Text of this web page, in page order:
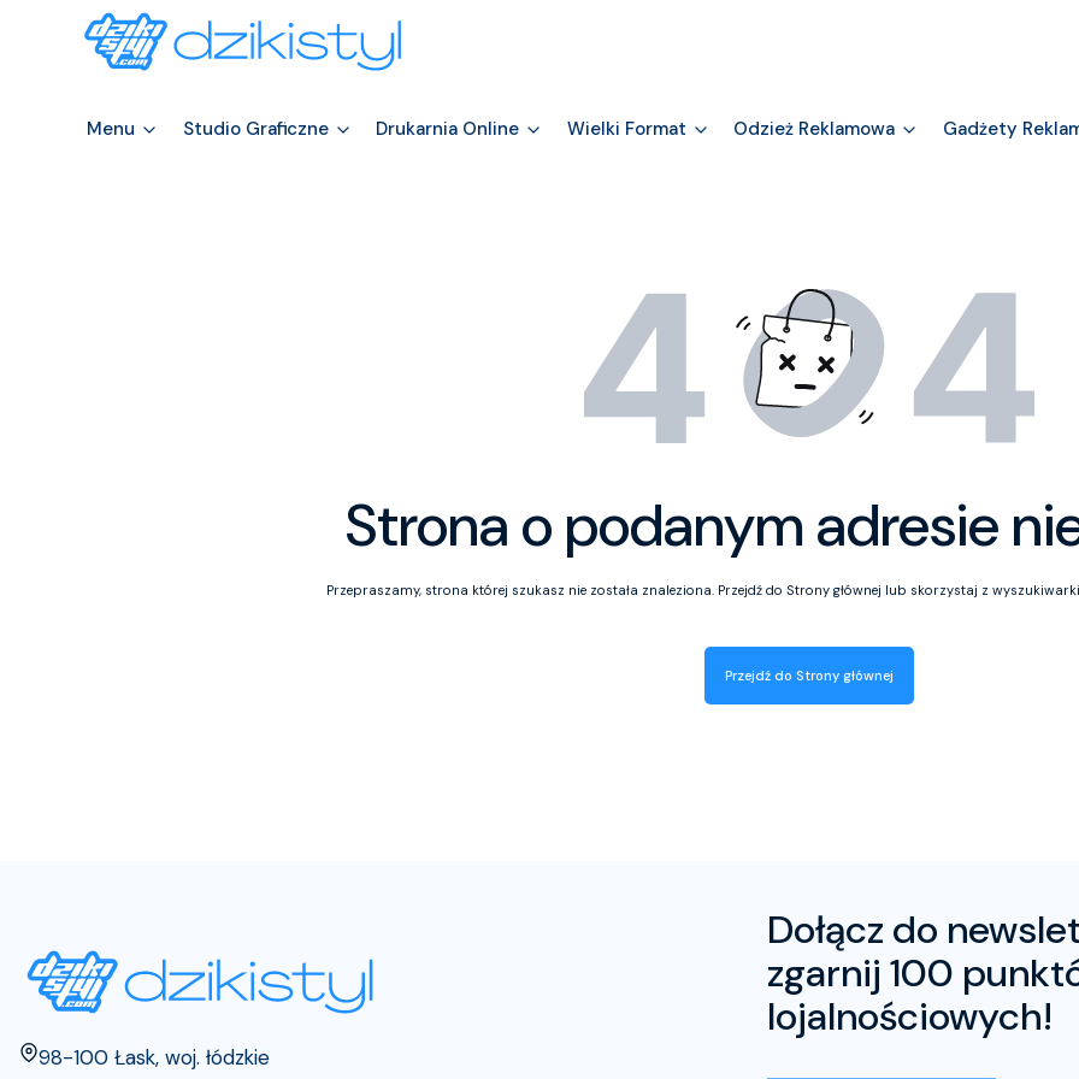
Menu Studio Graficzne Drukarnia Online Wielki Format Odzież Reklamowa Gadżety
Strona o podanym adresie
Przepraszamy, strona której szukasz nie została znaleziona. Przejdź do Strony głównej lub skorzystaj z
Przejdź do Strony głównej
Adres:
98-100 Łask, woj. łódzkie
Dołącz do
zgarnij 100
lojalnościowych!